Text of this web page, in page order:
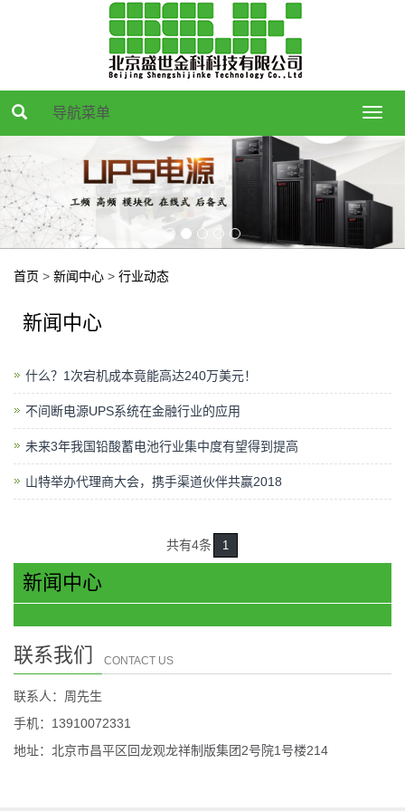
导航菜单
首页 > 新闻中心 > 行业动态
新闻中心
什么？1次宕机成本竟能高达240万美元！
不间断电源UPS系统在金融行业的应用
未来3年我国铅酸蓄电池行业集中度有望得到提高
山特举办代理商大会，携手渠道伙伴共赢2018
共有4条 1
新闻中心
联系我们 CONTACT US
联系人：周先生
手机：13910072331
地址：北京市昌平区回龙观龙祥制版集团2号院1号楼214